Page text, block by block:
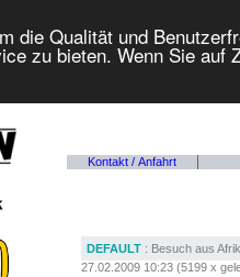
die Qualität und
zu bieten. Wenn Sie
Kontakt / Anfahrt
DEFAULT : Besuch aus
27.02.2009 10:23 (5199 x